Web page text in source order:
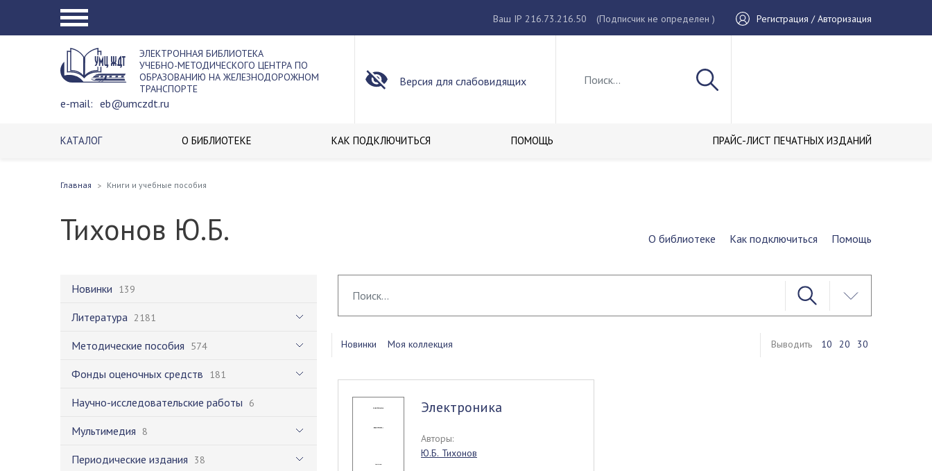
Ваш IP 216.73.216.50 (Подписчик не определен ) Регистрация / Авторизация
ЭЛЕКТРОННАЯ БИБЛИОТЕКА
УЧЕБНО-МЕТОДИЧЕСКОГО ЦЕНТРА ПО
ОБРАЗОВАНИЮ НА ЖЕЛЕЗНОДОРОЖНОМ
ТРАНСПОРТЕ
e-mail: eb@umczdt.ru
Версия для слабовидящих
КАТАЛОГ О БИБЛИОТЕКЕ КАК ПОДКЛЮЧИТЬСЯ ПОМОЩЬ ПРАЙС-ЛИСТ ПЕЧАТНЫХ ИЗДАНИЙ
Главная Книги и учебные пособия
Тихонов Ю.Б. О библиотеке Как подключиться Помощь
Новинки 139
Литература 2181
Методические пособия 574
Фонды оценочных средств 181
Научно-исследовательские работы 6
Мультимедия 8
Периодические издания 38
Новинки Моя коллекция Выводить 10 20 30
Электроника
Авторы:
Ю.Б. Тихонов